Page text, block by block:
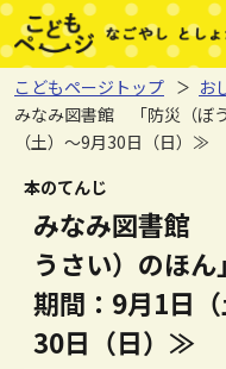
ページの先頭です。
本文へジャンプする。
こどもページトップ
お
みなみ図書館 「防災（ぼ
（土）～9月30日（日）≫
ここから本文です。
本のてんじ
みなみ図書館
うさい）のほ
期間：9月1日
30日（日）≫